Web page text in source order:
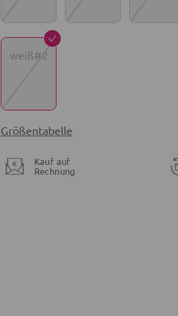
weiß#2
Größentabelle
Kauf auf
Rechnung